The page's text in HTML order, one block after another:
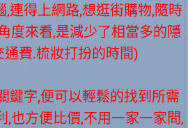
,連得上網路,想逛街購物,隨時
度來看,是減少了相當多的隱
通費.梳妝打扮的時間)
鍵字,便可以輕鬆的找到所需
,也方便比價,不用一家一家問,